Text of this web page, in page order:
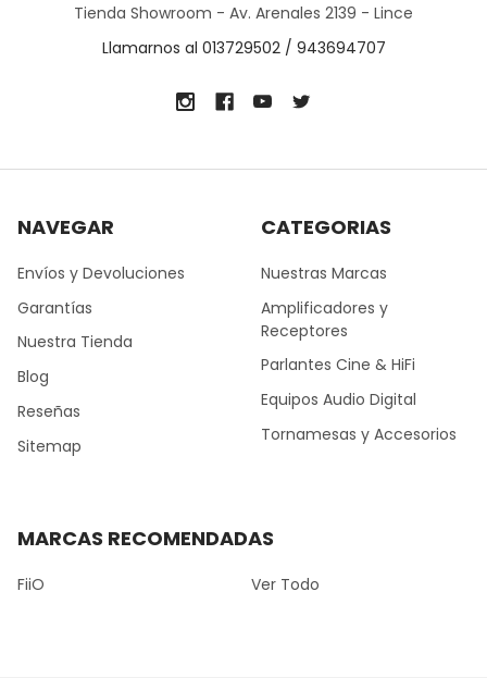
Tienda Showroom - Av. Arenales 2139 - Lince
Llamarnos al 013729502 / 943694707
NAVEGAR
Envíos y Devoluciones
Garantías
Nuestra Tienda
Blog
Reseñas
Sitemap
CATEGORIAS
Nuestras Marcas
Amplificadores y
Receptores
Parlantes Cine & HiFi
Equipos Audio Digital
Tornamesas y Accesorios
MARCAS RECOMENDADAS
FiiO Ver Todo